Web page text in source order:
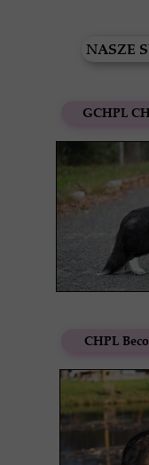
CHPL
GCHPL
NASZE